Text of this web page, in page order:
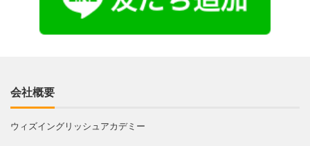
会社概要
ウィズイングリッシュアカデミー